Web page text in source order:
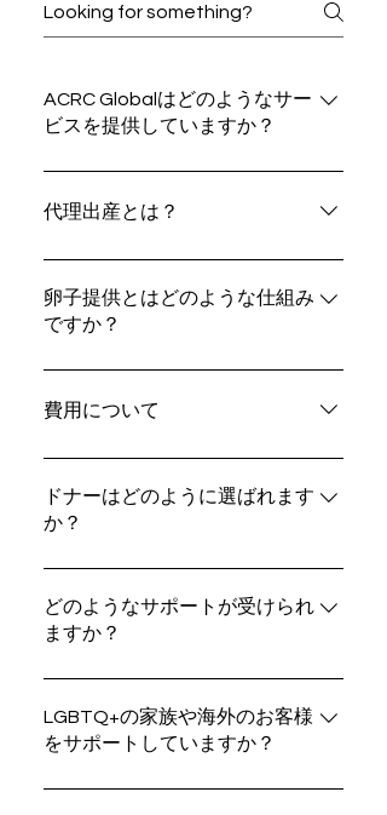
ACRC Globalはどのようなサー
ビスを提供していますか？
整、医療サポート、国際的なケースマ
出産および卵子提供プログラムを提供
しています。
代理出産とは？
者）のために、代理母となる女性が妊
娠・出産を行う生殖補助医療の方法で
困難な事情を抱えている場合に、よく
卵子提供とはどのような仕組み
ですか？
を提供し、不妊で悩む方やご夫婦の妊
法は、不妊症・高齢出産・特定の疾患
などに直面している方はもちろん、
LGBTQ+のご家族にとっても大切な選
体外受精によって受精卵（胚）を作成
します。その胚は、依頼者自身の子
費用について
によって異なります。ACRCでは、透
明性のある料金体系と、お一人おひと
費用は発生しない」安心のポリシーを
採用しており、代理母や卵子・精子ド
た費用は、信頼できるエスクロー口座
や弁護士が管理する専用口座にて安全
に管理され、金銭面でもしっかりと保
ドナーはどのように選ばれます
か？
伝情報の半分を担うため、慎重な選定
プロセスを経て決定されます。依頼者
に候補者を検討することができます。
ACRCでは、多様で質の高いドナー候
どのようなサポートが受けられ
ますか？
心理カウンセリング、法的サポート、
経済的アドバイスなど、プロセス全体
LGBTQ+の家族や海外のお客様
をサポートしていますか？